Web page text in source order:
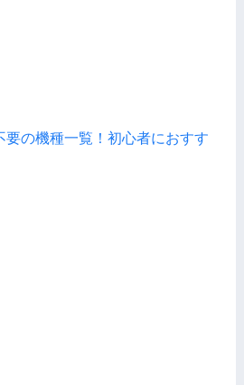
要の機種一覧！初心者におすす